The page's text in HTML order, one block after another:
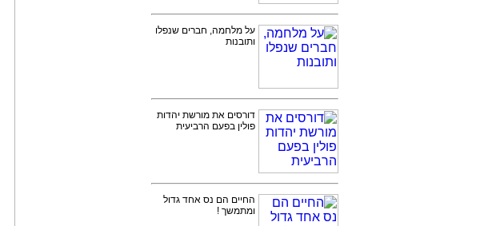
על מלחמה, חברים שנפלו
ותובנות
דורסים את מורשת יהדות
פולין בפעם הרביעית
החיים הם נס אחד גדול
ומתמשך !